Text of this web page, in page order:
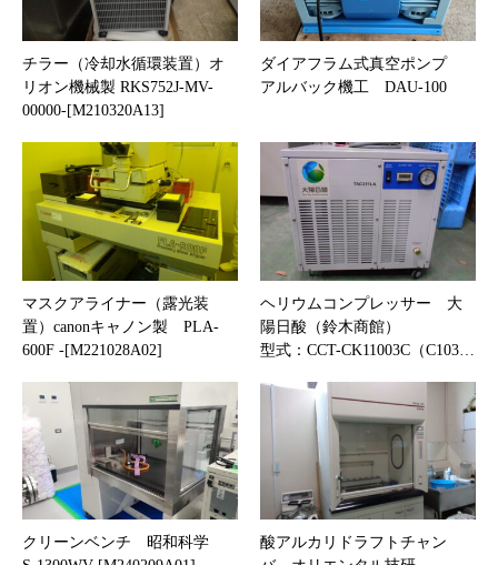
チラー（冷却水循環装置）オ
リオン機械製 RKS752J-MV-
00000-[M210320A13]
ダイアフラム式真空ポンプ
アルバック機工 DAU-100
マスクアライナー（露光装
置）canonキャノン製 PLA-
600F -[M221028A02]
ヘリウムコンプレッサー 大
陽日酸（鈴木商館）
型式：CCT-CK11003C（C103…
クリーンベンチ 昭和科学
酸アルカリドラフトチャン